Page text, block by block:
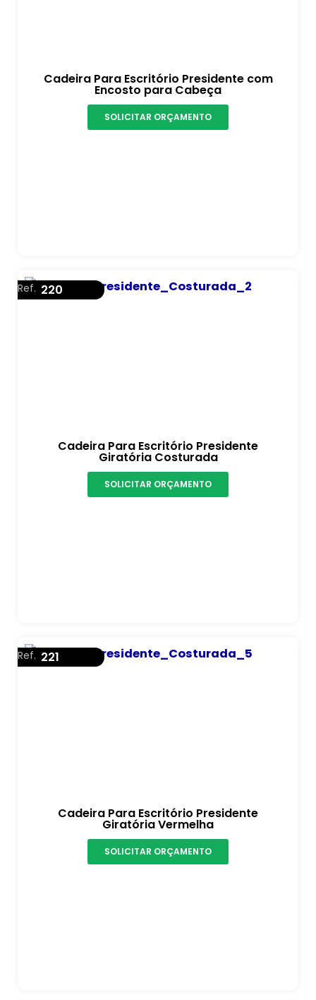
Cadeira Para Escritório Presidente com
Encosto para Cabeça
SOLICITAR ORÇAMENTO
Cadeira Para Escritório Presidente
Giratória Costurada
Ref. 220
SOLICITAR ORÇAMENTO
Cadeira Para Escritório Presidente
Giratória Vermelha
Ref. 221
SOLICITAR ORÇAMENTO